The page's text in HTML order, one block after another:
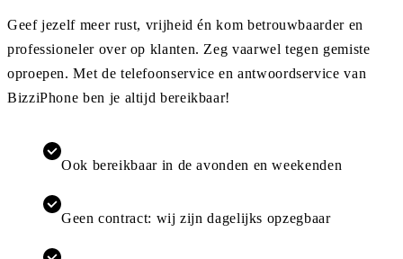
Geef jezelf meer rust, vrijheid én kom betrouwbaarder en
professioneler over op klanten. Zeg vaarwel tegen gemiste
oproepen. Met de telefoonservice en antwoordservice van
BizziPhone ben je altijd bereikbaar!
Ook bereikbaar in de avonden en weekenden
Geen contract: wij zijn dagelijks opzegbaar